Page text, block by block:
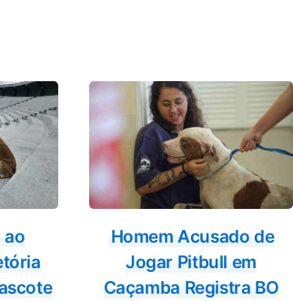
ao
Homem Acusado de
Jogar Pitbull em
Caçamba Registra BO